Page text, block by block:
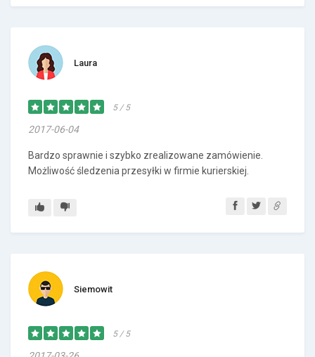
Laura
5 / 5
2017-06-04
Bardzo sprawnie i szybko zrealizowane zamówienie.
Możliwość śledzenia przesyłki w firmie kurierskiej.
Siemowit
5 / 5